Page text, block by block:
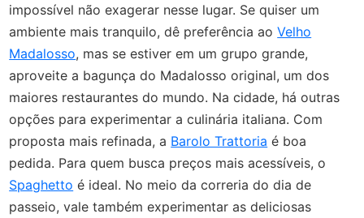
impossível não exagerar nesse lugar. Se quiser um
ambiente mais tranquilo, dê preferência aoVelho
Madalosso, mas se estiver em um grupo grande,
aproveite a bagunça do Madalosso original, um dos
maiores restaurantes do mundo. Na cidade, há outras
opções para experimentar a culinária italiana. Com
proposta mais refinada, a Barolo Trattoria é boa
pedida. Para quem busca preços mais acessíveis, o
Spaghetto é ideal. No meio da correria do dia de
passeio, vale também experimentar as deliciosas